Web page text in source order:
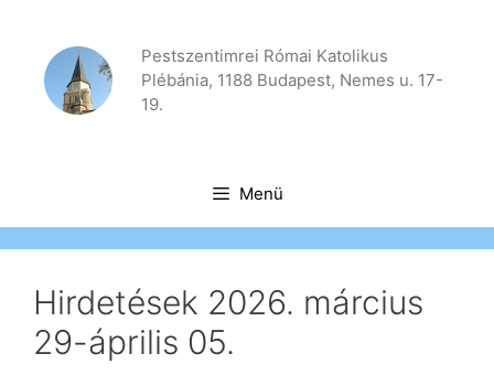
tartalomba
Pestszentimrei Római Katolikus
Plébánia, 1188 Budapest, Nemes u. 17-
19.
Menü
Hirdetések 2026. március
29-április 05.